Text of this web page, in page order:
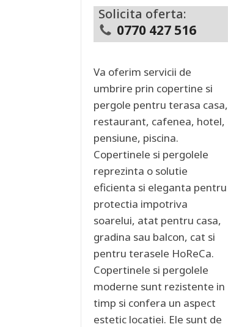
Solicita oferta:
0770 427 516
Va oferim servicii de
umbrire prin copertine si
pergole pentru terasa casa,
restaurant, cafenea, hotel,
pensiune, piscina.
Copertinele si pergolele
reprezinta o solutie
eficienta si eleganta pentru
protectia impotriva
soarelui, atat pentru casa,
gradina sau balcon, cat si
pentru terasele HoReCa.
Copertinele si pergolele
moderne sunt rezistente in
timp si confera un aspect
estetic locatiei. Ele sunt de